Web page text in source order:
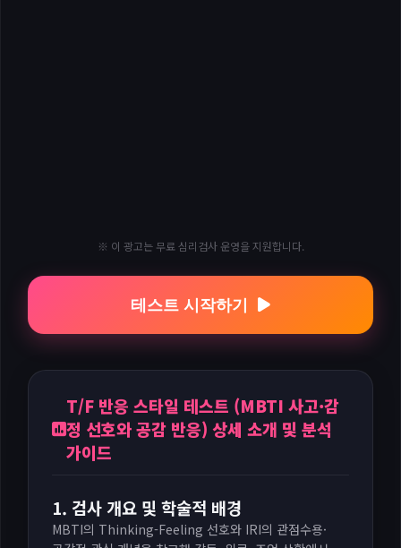
※ 이 광고는 무료 심리검사 운영을 지원합니다.
테스트 시작하기
T/F 반응 스타일 테스트 (MBTI 사고·감
정 선호와 공감 반응) 상세 소개 및 분석
가이드
1. 검사 개요 및 학술적 배경
MBTI의 Thinking-Feeling 선호와 IRI의 관점수용·